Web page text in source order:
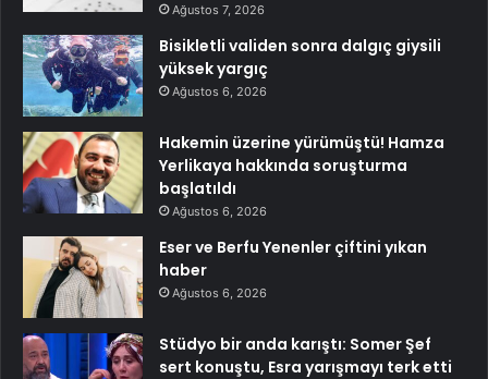
Ağustos 7, 2026
Bisikletli validen sonra dalgıç giysili
yüksek yargıç
Ağustos 6, 2026
Hakemin üzerine yürümüştü! Hamza
Yerlikaya hakkında soruşturma
başlatıldı
Ağustos 6, 2026
Eser ve Berfu Yenenler çiftini yıkan
haber
Ağustos 6, 2026
Stüdyo bir anda karıştı: Somer Şef
sert konuştu, Esra yarışmayı terk etti